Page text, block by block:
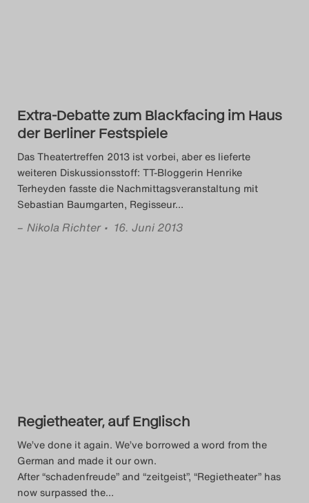
2015
Das Theatertreffen-Blog
2016
Das Theatertreffen-Blog
2017
2019
Das Theatertreffen-Blog
2020
Extra-Debatte zum Blackfacing im Haus
der Berliner Festspiele
Das Theatertreffen 2013 ist vorbei, aber es lieferte
weiteren Diskussionsstoff: TT-Bloggerin Henrike
Terheyden fasste die Nachmittagsveranstaltung mit
Sebastian Baumgarten, Regisseur…
– Nikola Richter • 16. Juni 2013
Regietheater, auf Englisch
We’ve done it again. We’ve borrowed a word from the
German and made it our own.
After “schadenfreude” and “zeitgeist”, “Regietheater” has
now surpassed the…